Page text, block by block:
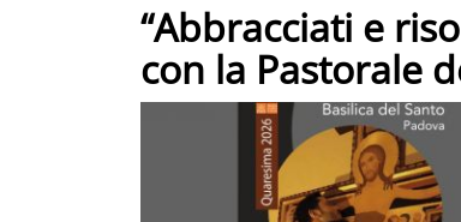
“Abbracciati e
con la Pastorale